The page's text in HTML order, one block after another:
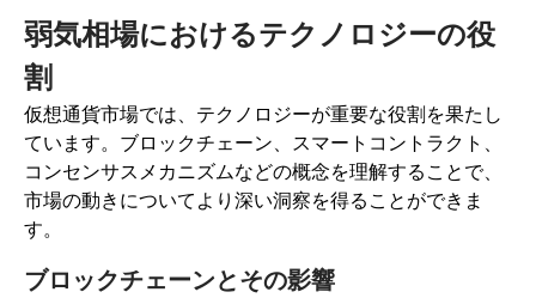
弱気相場におけるテクノロジーの役
割
仮想通貨市場では、テクノロジーが重要な役割を果たし
ています。ブロックチェーン、スマートコントラクト、
コンセンサスメカニズムなどの概念を理解することで、
市場の動きについてより深い洞察を得ることができま
す。
ブロックチェーンとその影響